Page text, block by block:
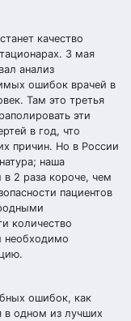
качество
3 мая
анализ
ошибок врачей в
Там это третья
эти
в год, что
причин. Но в России
наша
2 раза короче, чем
пациентов
количество
необходимо
ошибок, как
в одном из лучших